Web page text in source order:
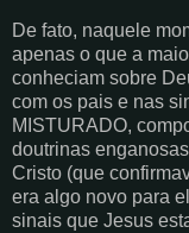
De fato, naquele
apenas o que a
conheciam sobre
com os pais e nas
MISTURADO,
doutrinas
Cristo (que
era algo novo para
sinais que Jesus